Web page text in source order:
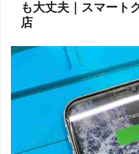
も大丈夫｜スマート
店